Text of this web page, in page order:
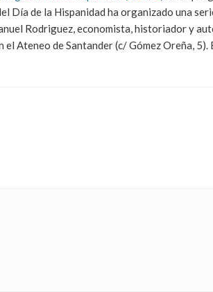
Día de la Hispanidad ha organizado una
Rodriguez, economista, historiador y
Ateneo de Santander (c/ Gómez Oreña,